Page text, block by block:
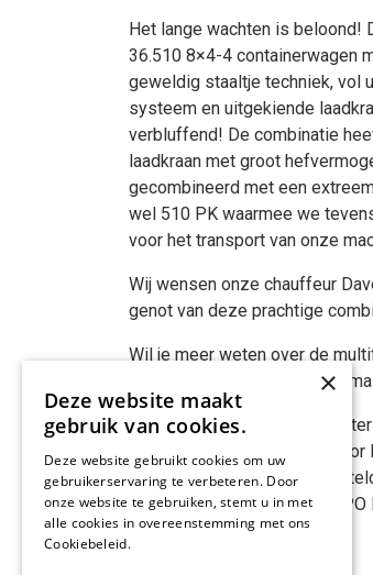
Het lange wachten is beloond!
36.510 8×4-4 containerwagen
geweldig staaltje techniek, vol
systeem en uitgekiende
verbluffend! De combinatie
laadkraan met groot
gecombineerd met een
wel 510 PK waarmee we
voor het transport van onze
Wij wensen onze chauffeur
genot van deze prachtige
Wil je meer weten over de
Bel ons via 045-5650711 of
De MAN is geleverd door
HIAB opbouw is geleverd
bezieling en zorg
vakwerk! Belettering door RPO
×
Deze website maakt
gebruik van cookies.
Deze website gebruikt cookies om uw
gebruikerservaring te verbeteren. Door
onze website te gebruiken, stemt u in met
alle cookies in overeenstemming met ons
Cookiebeleid.